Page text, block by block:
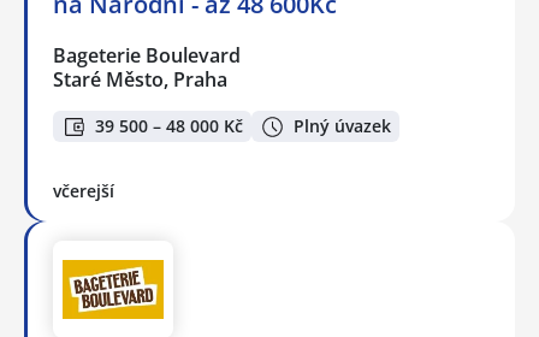
Bageterie Boulevard
Staré Město, Praha
39 500 – 48 000 Kč Plný úvazek
včerejší